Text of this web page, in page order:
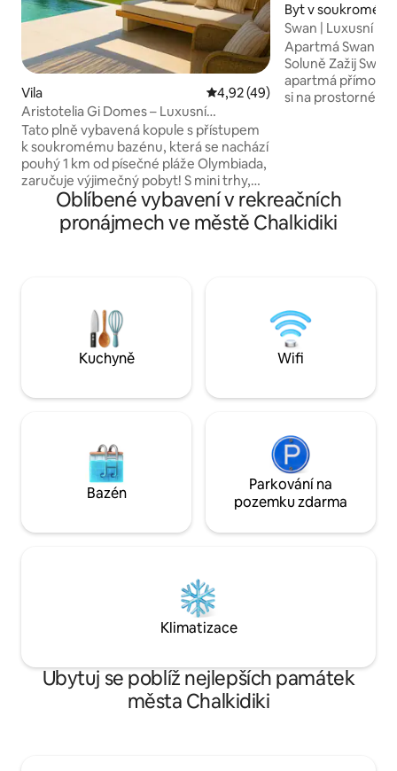
Vila Průměrné hodnocení 4,92 z 5,
4,92 (49)
Aristotelia Gi Domes – Luxusní
soukromyslné ubytování s bazénem
Tato plně vybavená kopule s přístupem
k soukromému bazénu, která se nachází
pouhý 1 km od písečné pláže Olymbiada,
zaručuje výjimečný pobyt! S mini trhy,
restauracemi, plážovými bary,
kavárnami a tavernami v okruhu 100
metrů je pohodlí na dosah ruky. Odpočiň
pohodlí. Bezplatné wifi a soukromé
parkoviště jsou k dispozici na místě!
Nenech si to ujít!
Byt v soukromém
Swan | Luxusní
s velkým
Apartmá Swan –
Soluně Zažij
apartmá přímo v
si na prostorném
vybavenou
TV, prémiové
moderní design,
Oblíbené vybavení v rekreačních
pronájmech ve městě Chalkidiki
Kuchyně Wifi
Bazén
Parkování na
pozemku zdarma
Klimatizace
Ubytuj se poblíž nejlepších památek
města Chalkidiki